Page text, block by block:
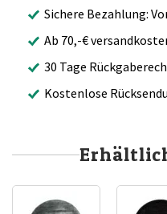
Sichere Bezahlung:
Ab 70,-€
30 Tage
Kostenlose